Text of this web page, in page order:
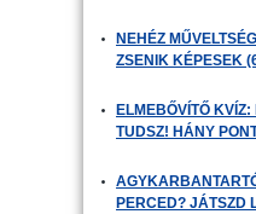
NEHÉZ
ZSENIK KÉPESEK
ELMEBŐVÍTŐ
TUDSZ! HÁNY
PERCED? JÁTSZD